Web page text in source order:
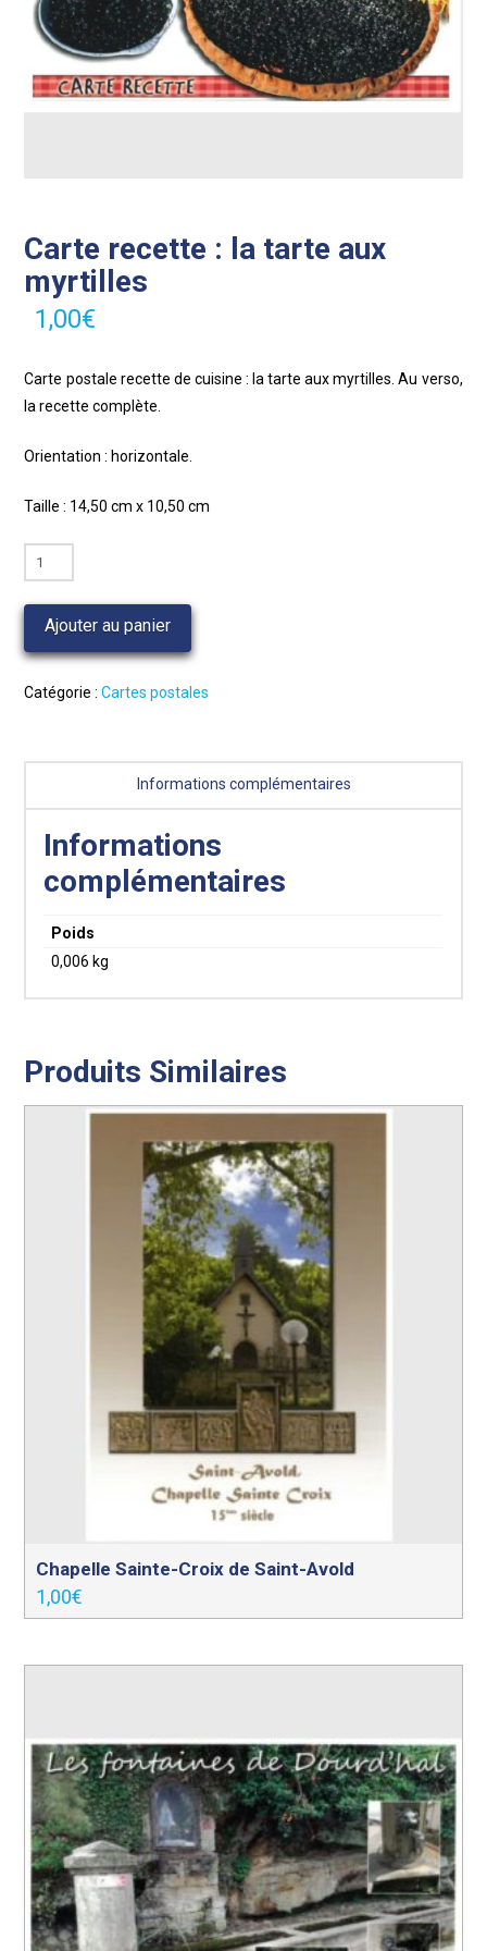
Carte recette : la tarte aux
myrtilles
1,00€
Carte postale recette de cuisine : la tarte aux myrtilles. Au verso,
la recette complète.
Orientation : horizontale.
Taille : 14,50 cm x 10,50 cm
quantité
de
Carte
recette
:
la
Ajouter au panier
Catégorie :Cartes postales
Informations complémentaires
Informations
complémentaires
Poids
0,006 kg
Produits Similaires
Chapelle Sainte-Croix de Saint-Avold
1,00€